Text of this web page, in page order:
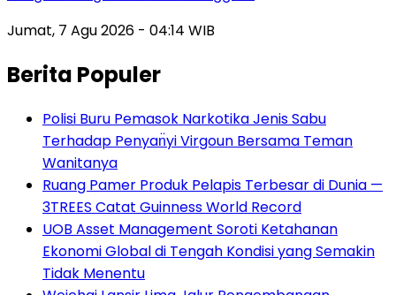
Jumat, 7 Agu 2026 - 04:14 WIB
Berita Populer
Polisi Buru Pemasok Narkotika Jenis Sabu
Terhadap Penyan̈yi Virgoun Bersama Teman
Wanitanya
Ruang Pamer Produk Pelapis Terbesar di Dunia —
3TREES Catat Guinness World Record
UOB Asset Management Soroti Ketahanan
Ekonomi Global di Tengah Kondisi yang Semakin
Tidak Menentu